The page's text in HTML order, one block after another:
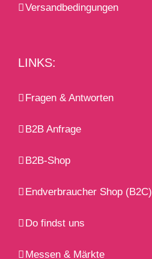
Versandbedingungen
LINKS:
Fragen & Antworten
B2B Anfrage
B2B-Shop
Endverbraucher Shop (B2C)
Do findst uns
Messen & Märkte